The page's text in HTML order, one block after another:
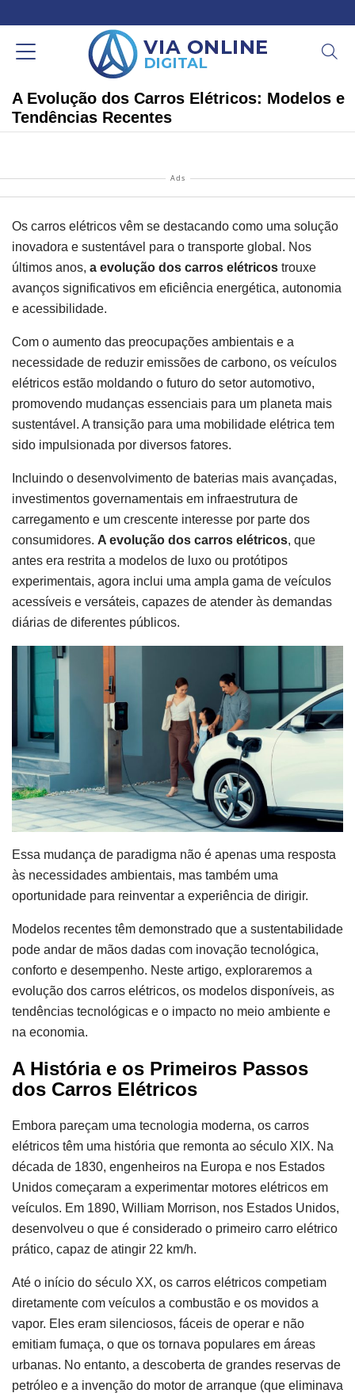
A Evolução dos Carros Elétricos: Modelos e
Tendências Recentes
Ads
Os carros elétricos vêm se destacando como uma solução
inovadora e sustentável para o transporte global. Nos
últimos anos, a evolução dos carros elétricos trouxe
avanços significativos em eficiência energética, autonomia
e acessibilidade.
Com o aumento das preocupações ambientais e a
necessidade de reduzir emissões de carbono, os veículos
elétricos estão moldando o futuro do setor automotivo,
promovendo mudanças essenciais para um planeta mais
sustentável. A transição para uma mobilidade elétrica tem
sido impulsionada por diversos fatores.
Incluindo o desenvolvimento de baterias mais avançadas,
investimentos governamentais em infraestrutura de
carregamento e um crescente interesse por parte dos
consumidores. A evolução dos carros elétricos, que
antes era restrita a modelos de luxo ou protótipos
experimentais, agora inclui uma ampla gama de veículos
acessíveis e versáteis, capazes de atender às demandas
diárias de diferentes públicos.
Essa mudança de paradigma não é apenas uma resposta
às necessidades ambientais, mas também uma
oportunidade para reinventar a experiência de dirigir.
Modelos recentes têm demonstrado que a sustentabilidade
pode andar de mãos dadas com inovação tecnológica,
conforto e desempenho. Neste artigo, exploraremos a
evolução dos carros elétricos, os modelos disponíveis, as
tendências tecnológicas e o impacto no meio ambiente e
na economia.
A História e os Primeiros Passos
dos Carros Elétricos
Embora pareçam uma tecnologia moderna, os carros
elétricos têm uma história que remonta ao século XIX. Na
década de 1830, engenheiros na Europa e nos Estados
Unidos começaram a experimentar motores elétricos em
veículos. Em 1890, William Morrison, nos Estados Unidos,
desenvolveu o que é considerado o primeiro carro elétrico
prático, capaz de atingir 22 km/h.
Até o início do século XX, os carros elétricos competiam
diretamente com veículos a combustão e os movidos a
vapor. Eles eram silenciosos, fáceis de operar e não
emitiam fumaça, o que os tornava populares em áreas
urbanas. No entanto, a descoberta de grandes reservas de
petróleo e a invenção do motor de arranque (que eliminava